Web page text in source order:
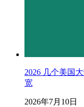
2026 几个美国
宽
2026年7月10日